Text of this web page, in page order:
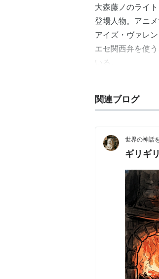
大森藤ノのライ
登場人物。アニ
アイズ・ヴァレ
エセ関西弁を使
いる。
『魔探偵ロキ』
ようにと最高神
なお、人間界で
関連ブログ
世界の神話
ギリギ